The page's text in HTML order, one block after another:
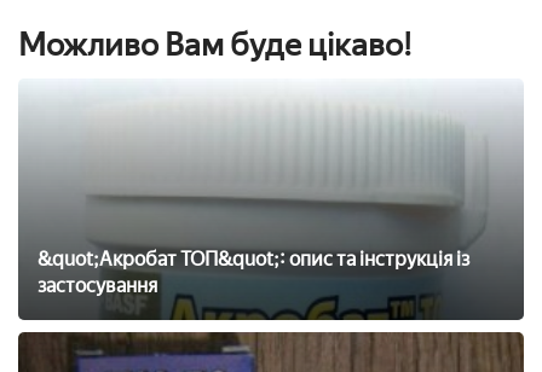
Можливо Вам буде цікаво!
&quot;Акробат ТОП&quot;: опис та інструкція із
застосування